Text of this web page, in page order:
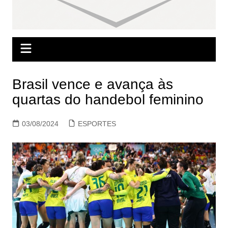
Brasil vence e avança às
quartas do handebol feminino
03/08/2024 ESPORTES